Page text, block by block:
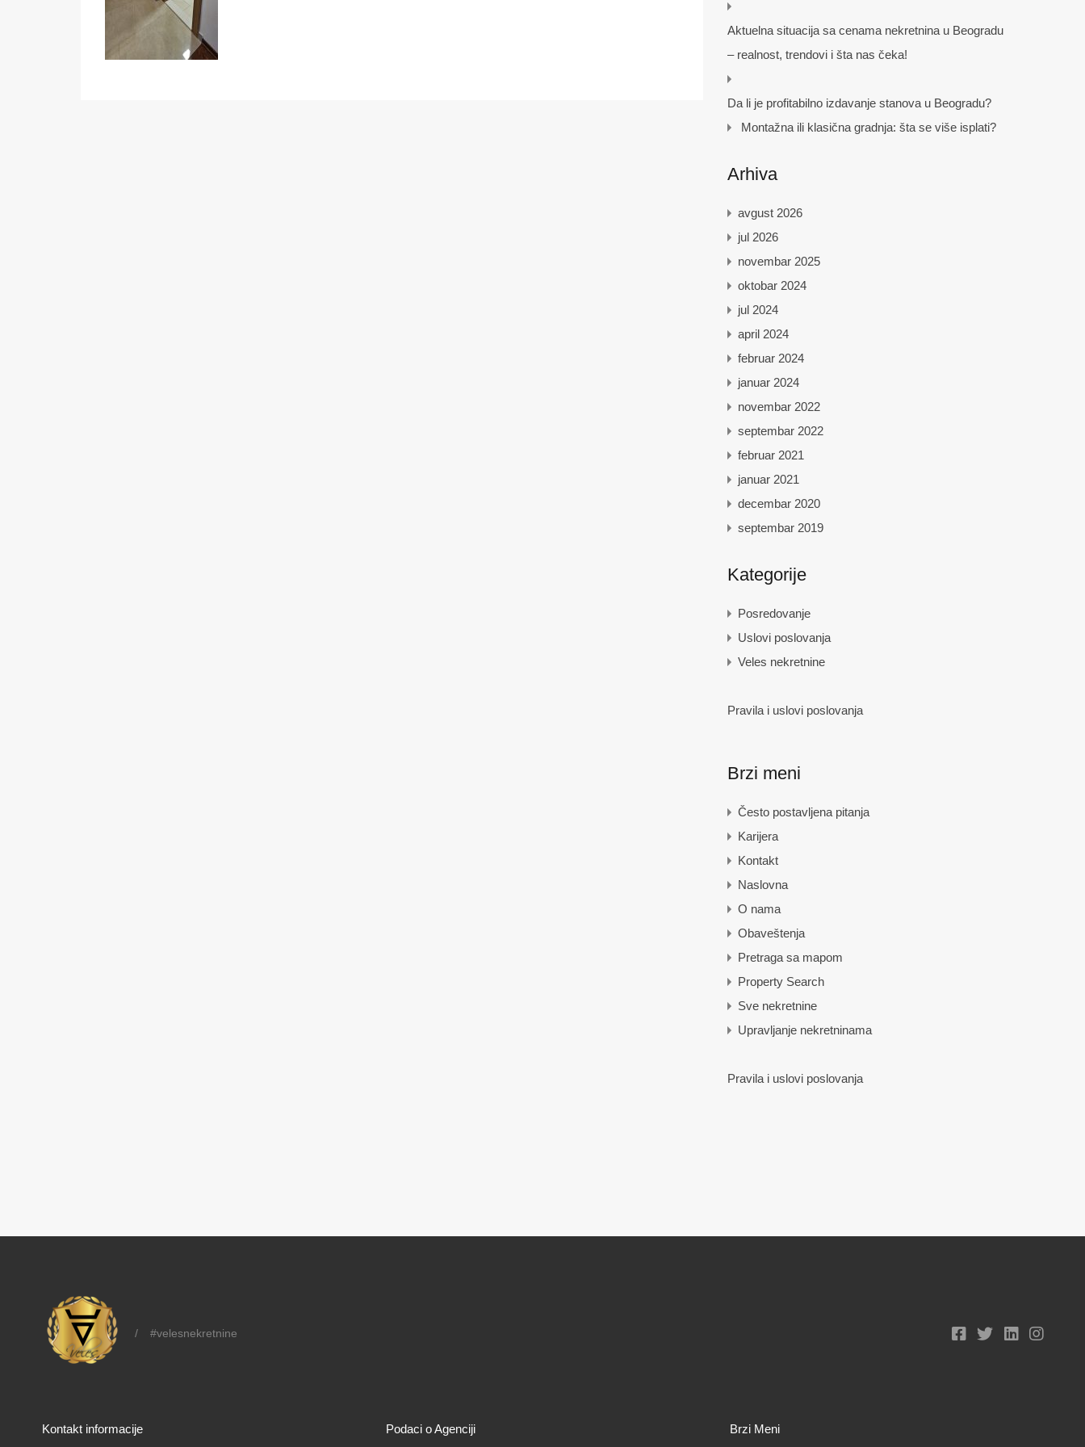
Aktuelna situacija sa cenama nekretnina u Beogradu
– realnost, trendovi i šta nas čeka!
Da li je profitabilno izdavanje stanova u Beogradu?
Montažna ili klasična gradnja: šta se više isplati?
Arhiva
avgust 2026
jul 2026
novembar 2025
oktobar 2024
jul 2024
april 2024
februar 2024
januar 2024
novembar 2022
septembar 2022
februar 2021
januar 2021
decembar 2020
septembar 2019
Kategorije
Posredovanje
Uslovi poslovanja
Veles nekretnine
Pravila i uslovi poslovanja
Brzi meni
Često postavljena pitanja
Karijera
Kontakt
Naslovna
O nama
Obaveštenja
Pretraga sa mapom
Property Search
Sve nekretnine
Upravljanje nekretninama
Pravila i uslovi poslovanja
/ #velesnekretnine
Kontakt informacije Podaci o Agenciji Brzi Meni